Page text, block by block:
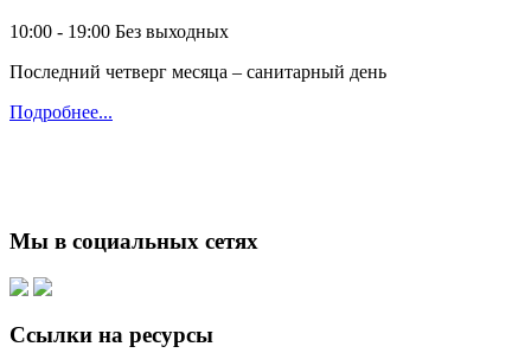
10:00 - 19:00 Без выходных
Последний четверг месяца – санитарный день
Подробнее...
Мы в социальных сетях
Ссылки на ресурсы